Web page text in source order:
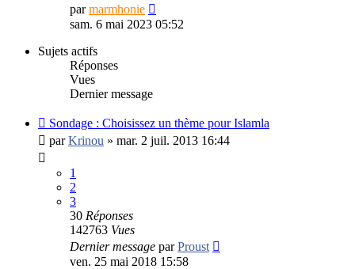
parmarmhonie
le
sam. 6 mai 2023 05:52
Sujets actifs
Réponses
Vues
Dernier message
Sondage : Choisissez un thème pour Islamla
parKrinou » mar. 2 juil. 2013 16:44
1
2
3
30 Réponses
142763 Vues
Dernier message parProust
ven. 25 mai 2018 15:58